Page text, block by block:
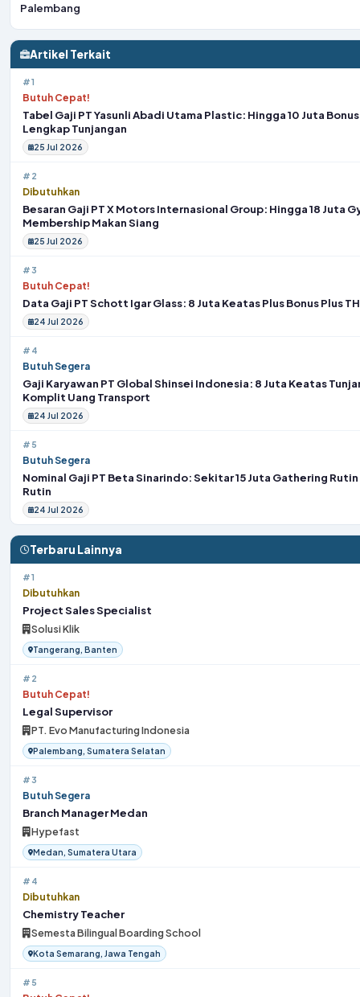
Palembang
Artikel Terkait
#1
Butuh Cepat!
Tabel Gaji PT Yasunli Abadi Utama Plastic: Hingga 10 Juta
Lengkap Tunjangan
25 Jul 2026
#2
Dibutuhkan
Besaran Gaji PT X Motors Internasional Group: Hingga 18 Juta
Membership Makan Siang
25 Jul 2026
#3
Butuh Cepat!
Data Gaji PT Schott Igar Glass: 8 Juta Keatas Plus Bonus Plus
24 Jul 2026
#4
Butuh Segera
Gaji Karyawan PT Global Shinsei Indonesia: 8 Juta Keatas
Komplit Uang Transport
24 Jul 2026
#5
Butuh Segera
Nominal Gaji PT Beta Sinarindo: Sekitar 15 Juta Gathering
Rutin
24 Jul 2026
Terbaru Lainnya
#1
Dibutuhkan
Project Sales Specialist
Solusi Klik
Tangerang, Banten
#2
Butuh Cepat!
Legal Supervisor
PT. Evo Manufacturing Indonesia
Palembang, Sumatera Selatan
#3
Butuh Segera
Branch Manager Medan
Hypefast
Medan, Sumatera Utara
#4
Dibutuhkan
Chemistry Teacher
Semesta Bilingual Boarding School
Kota Semarang, Jawa Tengah
#5